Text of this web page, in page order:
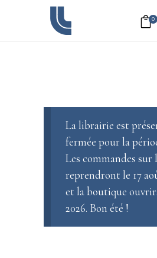
0
La librairie est
fermée pour la
Les commandes sur
reprendront le 17
et la boutique
2026. Bon été !